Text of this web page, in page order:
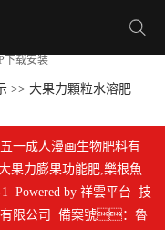
下载安装
>> 大果力顆粒水溶肥
一成人漫画生物肥料有
果力膨果功能肥,樂根魚
Powered by 祥雲平台 技
限公司 備案號： 魯